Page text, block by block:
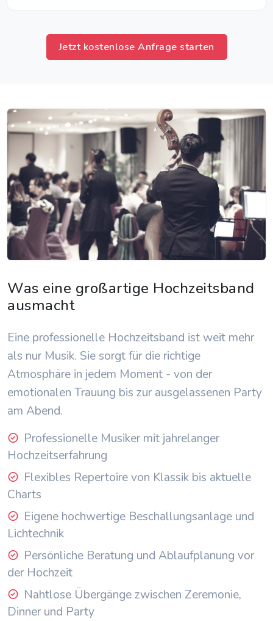
Jetzt kostenlose Anfrage starten
Was eine großartige Hochzeitsband
ausmacht
Eine professionelle Hochzeitsband ist weit mehr
als nur Musik. Sie sorgt für die richtige
Atmosphäre in jedem Moment - von der
emotionalen Trauung bis zur ausgelassenen Party
am Abend.
Professionelle Musiker mit jahrelanger
Hochzeitserfahrung
Flexibles Repertoire von Klassik bis aktuelle
Charts
Eigene hochwertige Beschallungsanlage und
Lichtechnik
Persönliche Beratung und Ablaufplanung vor
der Hochzeit
Nahtlose Übergänge zwischen Zeremonie,
Dinner und Party